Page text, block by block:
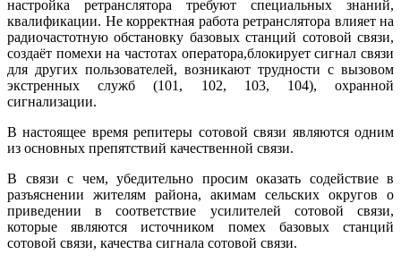
настройка ретранслятора требуют специальных знаний,
квалификации. Не корректная работа ретранслятора влияет на
радиочастотную обстановку базовых станций сотовой связи,
создаёт помехи на частотах оператора,блокирует сигнал связи
для других пользователей, возникают трудности с вызовом
экстренных служб (101, 102, 103, 104), охранной
сигнализации.
В настоящее время репитеры сотовой связи являются одним
из основных препятствий качественной связи.
В связи с чем, убедительно просим оказать содействие в
разъяснении жителям района, акимам сельских округов о
приведении в соответствие усилителей сотовой связи,
которые являются источником помех базовых станций
сотовой связи, качества сигнала сотовой связи.